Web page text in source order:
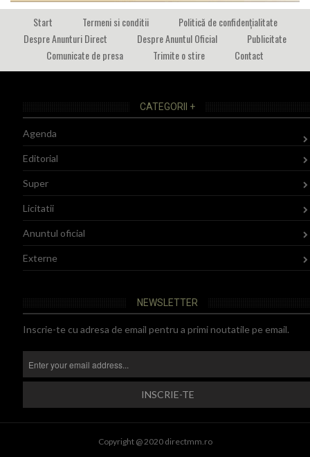
Start Termeni si conditii
Politică de confidențialitate
Despre Anunturi Direct
Despre Anuntul Oficial
Publicitate
Comunicate de presa
Trimite o stire Contact
CATEGORII +
Agenda
Editorial
Super
Licitatii
Anuntul oficial
Externe
NEWSLETTER
Inscrie-te cu adresa de email pentru a primi noutatile pe email.
Copyright @ 2020 directmm.ro